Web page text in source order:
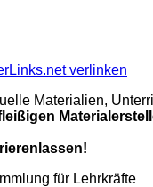
verlinken
Materialien,
für Lehrkräfte